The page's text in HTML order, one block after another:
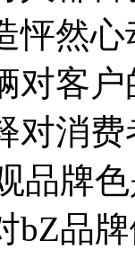
怦然
对客
对消
品牌
bZ品